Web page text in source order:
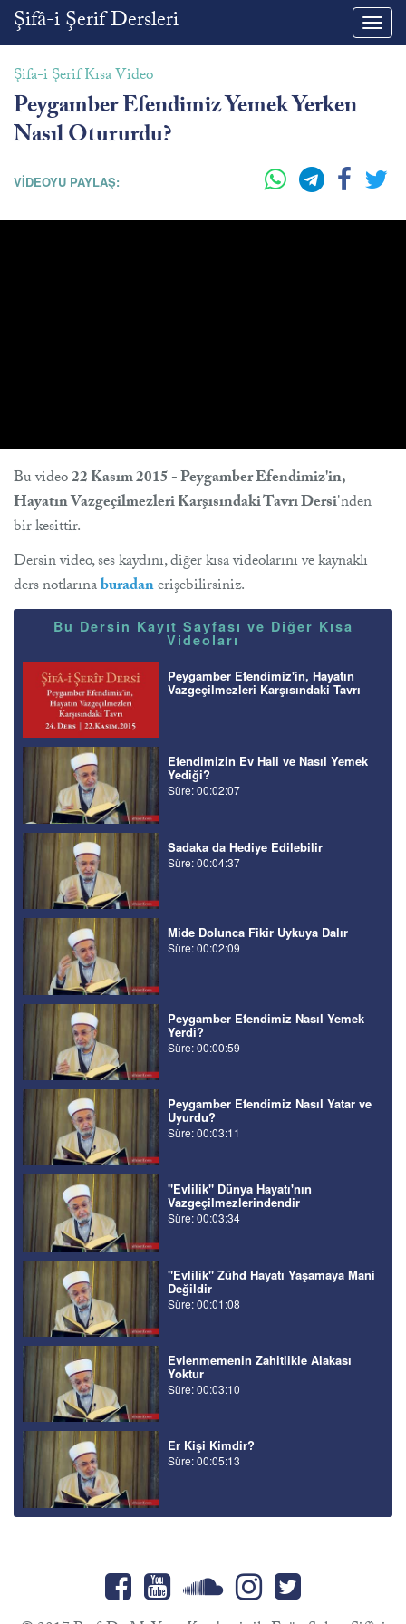
Şifâ-i Şerif Dersleri
Şifa-i Şerif Kısa Video
Peygamber Efendimiz Yemek Yerken
Nasıl Otururdu?
VİDEOYU PAYLAŞ:
Bu video22 Kasım 2015 - Peygamber Efendimiz'in,
Hayatın Vazgeçilmezleri Karşısındaki Tavrı Dersi'nden
bir kesittir.
Dersin video, ses kaydını, diğer kısa videolarını ve kaynaklı
ders notlarınaburadanerişebilirsiniz.
Bu Dersin Kayıt Sayfası ve Diğer Kısa
Videoları
Peygamber Efendimiz'in, Hayatın
Vazgeçilmezleri Karşısındaki Tavrı
Efendimizin Ev Hali ve Nasıl Yemek
Yediği?
Süre: 00:02:07
Sadaka da Hediye Edilebilir
Süre: 00:04:37
Mide Dolunca Fikir Uykuya Dalır
Süre: 00:02:09
Peygamber Efendimiz Nasıl Yemek
Yerdi?
Süre: 00:00:59
Peygamber Efendimiz Nasıl Yatar ve
Uyurdu?
Süre: 00:03:11
"Evlilik" Dünya Hayatı'nın
Vazgeçilmezlerindendir
Süre: 00:03:34
"Evlilik" Zühd Hayatı Yaşamaya Mani
Değildir
Süre: 00:01:08
Evlenmemenin Zahitlikle Alakası
Yoktur
Süre: 00:03:10
Er Kişi Kimdir?
Süre: 00:05:13